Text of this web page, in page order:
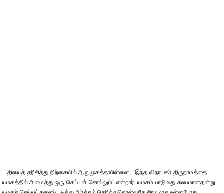
தியைத் தரிசித்து நிற்கையில் ஆறுமுகத்தாபிள்ளை, “இந்த விநாயகர் திருநாமத்தை
யமகத்தில் அமைத்து ஒரு செய்யுள் சொல்லும்” என்றார். யமகம் பாடுவது சுலபமானதன்று.